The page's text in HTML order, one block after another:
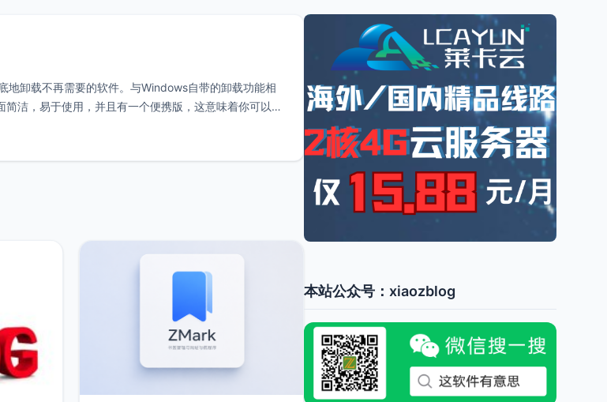
卸载不再需要的软件。与Windows自带的卸载功能相
洁，易于使用，并且有一个便携版，这意味着你可以在
本站公众号：xiaozblog